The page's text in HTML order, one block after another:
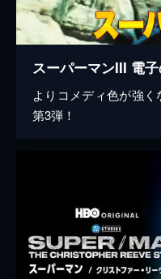
スーパーマンIII 電
よりコメディ色が強
第3弾！